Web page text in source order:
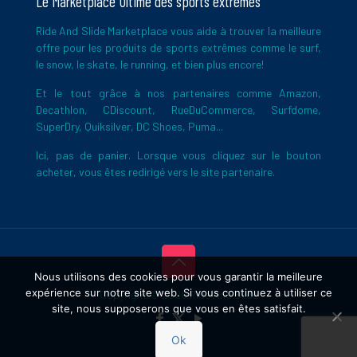
Ride And Slide Marketplace vous aide à trouver la meilleure
offre pour les produits de sports extrêmes comme le surf,
le snow, le skate, le running, et bien plus encore!
Et le tout grâce à nos partenaires comme Amazon,
Decathlon, CDiscount, RueDuCommerce, Surfdome,
SuperDry, Quiksilver, DC Shoes, Puma...
Ici, pas de panier. Lorsque vous cliquez sur le bouton
acheter, vous êtes redirigé vers le site partenaire.
Copyright © 2026 Ride And Slide
Nous utilisons des cookies pour vous garantir la meilleure
expérience sur notre site web. Si vous continuez à utiliser ce
site, nous supposerons que vous en êtes satisfait.
Ok